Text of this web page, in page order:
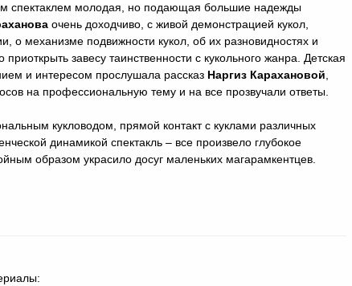
спектаклем молодая, но подающая большие надежды
очень доходчиво, с живой демонстрацией кукол,
о механизме подвижности кукол, об их разновидностях и
завесу таинственности с кукольного жанра. Детская
и интересом прослушала рассказ Наргиз Карахановой
на профессиональную тему и на все прозвучали ответы.
кукловодом, прямой контакт с куклами различных
динамикой спектакль – все произвело глубокое
образом украсило досуг маленьких магарамкентцев.